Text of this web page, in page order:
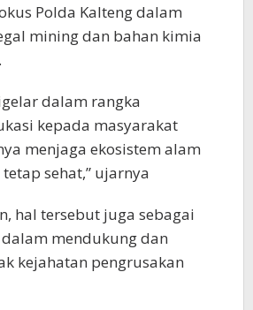
Polda Kalteng dalam
mining dan bahan kimia
dalam rangka
kepada masyarakat
menjaga ekosistem alam
sehat,” ujarnya
hal tersebut juga sebagai
mendukung dan
kejahatan pengrusakan